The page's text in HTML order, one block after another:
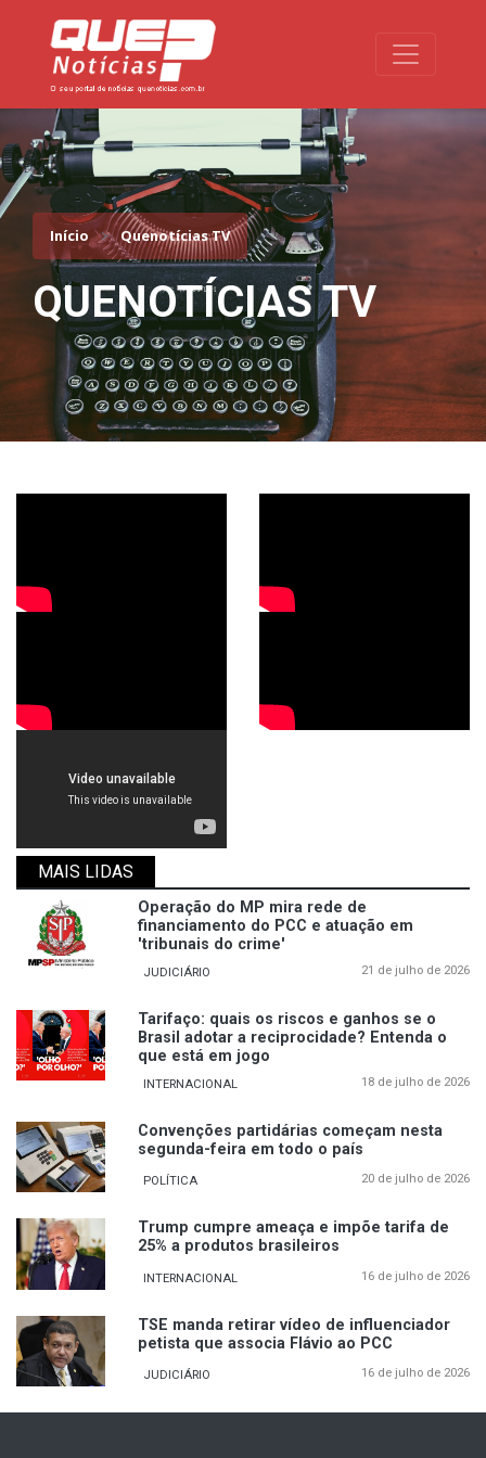
Toggle
Início Quenotícias TV
QUENOTÍCIAS TV
MAIS LIDAS
Operação do MP mira rede de
financiamento do PCC e atuação em
'tribunais do crime'
JUDICIÁRIO 21 de julho de 2026
Tarifaço: quais os riscos e ganhos se o
Brasil adotar a reciprocidade? Entenda o
que está em jogo
INTERNACIONAL 18 de julho de 2026
Convenções partidárias começam nesta
segunda-feira em todo o país
POLÍTICA 20 de julho de 2026
Trump cumpre ameaça e impõe tarifa de
25% a produtos brasileiros
INTERNACIONAL 16 de julho de 2026
TSE manda retirar vídeo de influenciador
petista que associa Flávio ao PCC
JUDICIÁRIO 16 de julho de 2026